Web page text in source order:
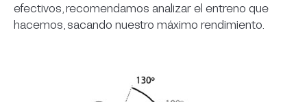
efectivos, recomendamos analizar el entreno que
hacemos, sacando nuestro máximo rendimiento.